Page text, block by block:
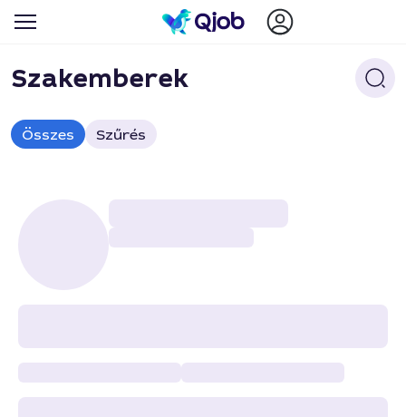
Szakemberek
Összes Szűrés